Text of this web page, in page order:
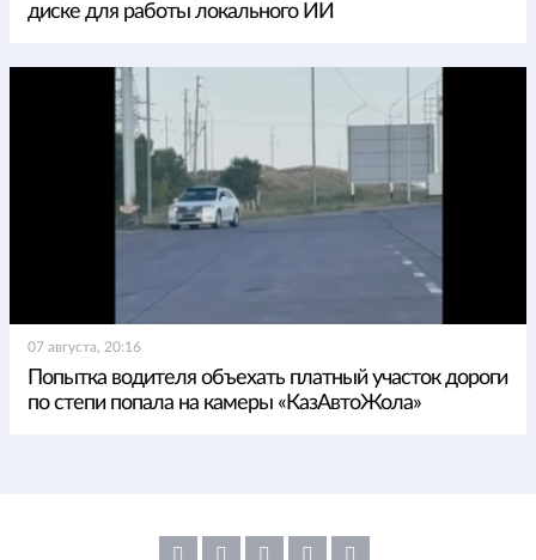
диске для работы локального ИИ
07 августа, 20:16
Попытка водителя объехать платный участок дороги
по степи попала на камеры «КазАвтоЖола»